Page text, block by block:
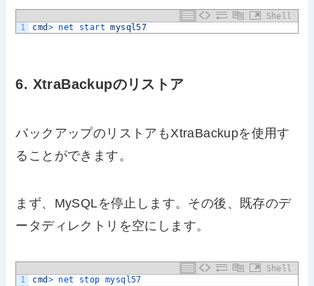
Shell
1
cmd > net start mysql57
6. XtraBackupのリストア
バックアップのリストアもXtraBackupを使用す
ることができます。
まず、MySQLを停止します。その後、既存のデ
ータディレクトリを空にします。
Shell
1
cmd > net stop mysql57